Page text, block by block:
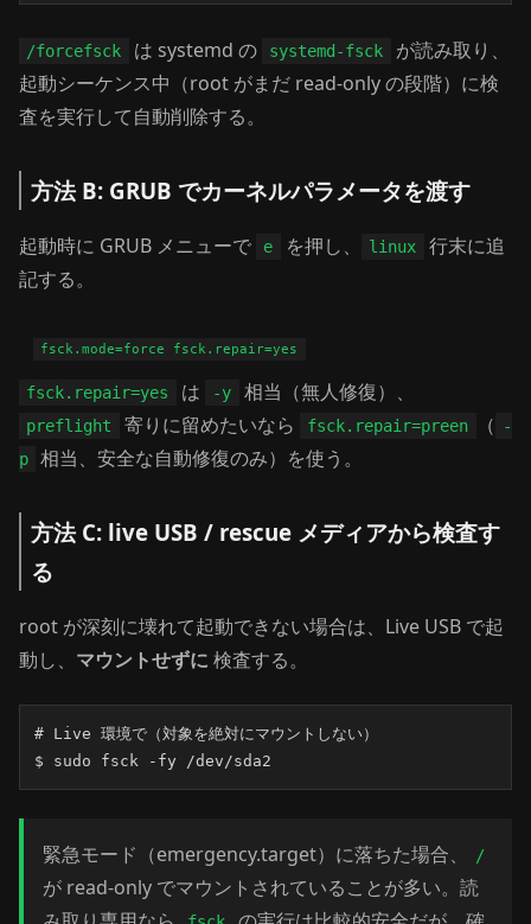
/forcefsck は systemd の systemd-fsck
が読み取り、
起動シーケンス中（root がまだ read-only の段階）に検
査を実行して自動削除する。
方法 B: GRUB でカーネルパラメータを渡す
起動時に GRUB メニューで e を押し、 linux
行末に追
記する。
fsck.repair=yes は -y 相当（無人修復）、
preflight 寄りに留めたいなら fsck.repair=preen （
-
p
相当、安全な自動修復のみ）を使う。
方法 C: live USB / rescue メディアから検査す
る
root が深刻に壊れて起動できない場合は、Live USB で起
動し、 マウントせずに 検査する。
# Live 環境で（対象を絶対にマウントしない）
$ sudo fsck -fy /dev/sda2
緊急モード（emergency.target）に落ちた場合、 /
が read-only でマウントされていることが多い。読